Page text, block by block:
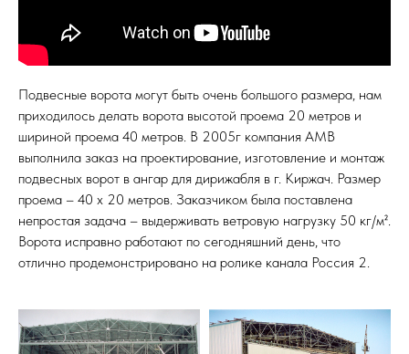
Подвесные ворота могут быть очень большого размера, нам
приходилось делать ворота высотой проема 20 метров и
шириной проема 40 метров. В 2005г компания АМВ
выполнила заказ на проектирование, изготовление и монтаж
подвесных ворот в ангар для дирижабля в г. Киржач. Размер
проема – 40 х 20 метров. Заказчиком была поставлена
непростая задача – выдерживать ветровую нагрузку 50 кг/м².
Ворота исправно работают по сегодняшний день, что
отлично продемонстрировано на ролике канала Россия 2.